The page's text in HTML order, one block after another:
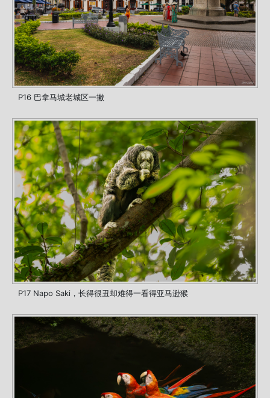
P16 巴拿马城老城区一撇
P17 Napo Saki，长得很丑却难得一看得亚马逊猴